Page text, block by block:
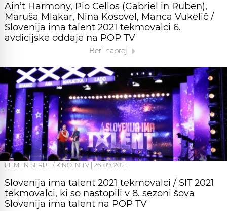
Ain’t Harmony, Pio Cellos (Gabriel in Ruben),
Maruša Mlakar, Nina Kosovel, Manca Vukelič /
Slovenija ima talent 2021 tekmovalci 6.
avdicijske oddaje na POP TV
Beri naprej
FILMI IN SERIJE / KINO IN TV 26. 09. 2021
Slovenija ima talent 2021 tekmovalci / SIT 2021
tekmovalci, ki so nastopili v 8. sezoni šova
Slovenija ima talent na POP TV